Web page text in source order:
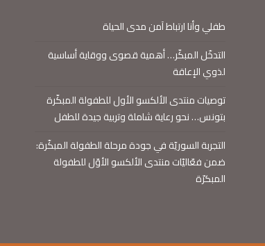
طفلي وأنا ارتباط آمن مدى الحياة
التدخّل المبكّر… أهمية قصوى ووقاية أساسية
لذوي الإعاقة
توصيات منتدى الألكسو الأول للطفولة المبكّرة
بتونس… نحو رعاية شاملة وتربية جيدة للطفل
التجربة السوريّة في جودة مرحلة الطفولة المبكّرة:
ضمن فعّاليّات منتدى الألكسو الأوّل للطفولة
المبكرّة